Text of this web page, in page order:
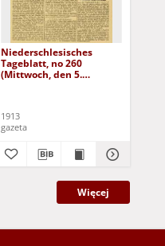
Niederschlesisches
Tageblatt, no 260
(Mittwoch, den 5.
1913
gazeta
Więcej